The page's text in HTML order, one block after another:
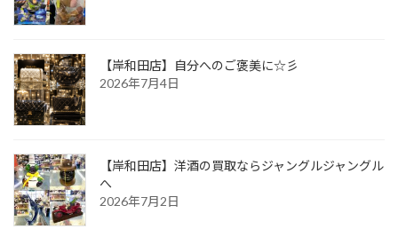
【岸和田店】自分へのご褒美に☆彡
2026年7月4日
【岸和田店】洋酒の買取ならジャングルジャングル
へ
2026年7月2日